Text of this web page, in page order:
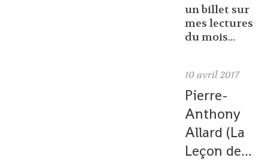
un billet sur
mes lectures
du mois...
10 avril 2017
Pierre-
Anthony
Allard (La
Leçon de...